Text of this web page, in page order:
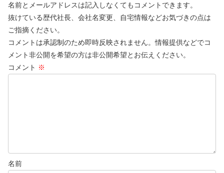
名前とメールアドレスは記入しなくてもコメントできます。
抜けている歴代社長、会社名変更、自宅情報などお気づきの点は
ご指摘ください。
コメントは承認制のため即時反映されません。情報提供などでコ
メント非公開を希望の方は非公開希望とお伝えください。
コメント ※
名前